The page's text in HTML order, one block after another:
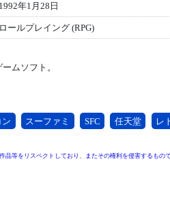
1992年1月28日
ロールプレイング (RPG)
ムソフト。
ン スーファミ SFC 任天堂 レ
品等をリスペクトしており、またその権利を侵害するもの